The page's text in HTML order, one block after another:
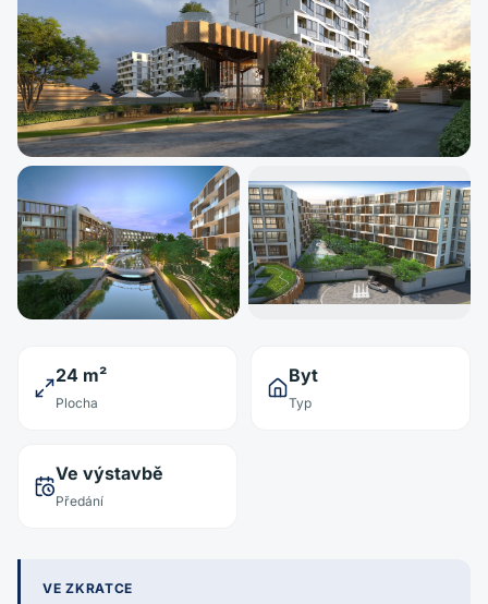
24 m²
Plocha
Byt
Typ
Ve výstavbě
Předání
VE ZKRATCE